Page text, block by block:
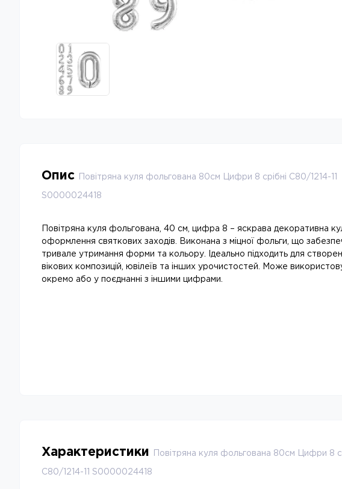
Опис Повітряна куля фольгована 80см Цифри 8 срібні С80/1214-11
S0000024418
Повітряна куля фольгована, 40 см, цифра 8 – яскрава декоративна
оформлення святкових заходів. Виконана з міцної фольги, що
тривале утримання форми та кольору. Ідеально підходить для
вікових композицій, ювілеїв та інших урочистостей. Може
окремо або у поєднанні з іншими цифрами.
Характеристики Повітряна куля фольгована 80см Цифри 8
С80/1214-11 S0000024418